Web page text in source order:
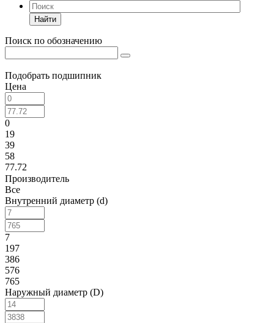
Найти
Поиск по обозначению
Подобрать подшипник
Цена
0
19
39
58
77.72
Производитель
Все
Внутренний диаметр (d)
7
197
386
576
765
Наружный диаметр (D)